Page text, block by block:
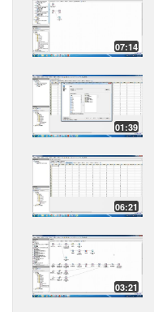
07:14
01:39
06:21
03:21